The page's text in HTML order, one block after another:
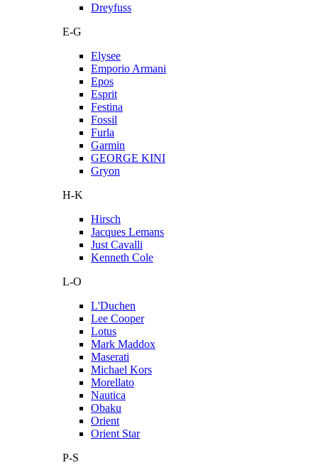
Dreyfuss
E-G
Elysee
Emporio Armani
Epos
Esprit
Festina
Fossil
Furla
Garmin
GEORGE KINI
Gryon
H-K
Hirsch
Jacques Lemans
Just Cavalli
Kenneth Cole
L-O
L'Duchen
Lee Cooper
Lotus
Mark Maddox
Maserati
Michael Kors
Morellato
Nautica
Obaku
Orient
Orient Star
P-S